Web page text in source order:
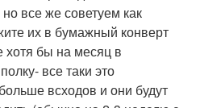
все же советуем как
их в бумажный конверт
хотя бы на месяц в
все таки это
всходов и они будут